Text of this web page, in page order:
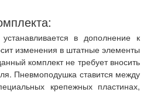
в дополнение к
изменения в штатные элементы
комплект не требует вносить
Пневмоподушка ставится между
крепежных пластинах,